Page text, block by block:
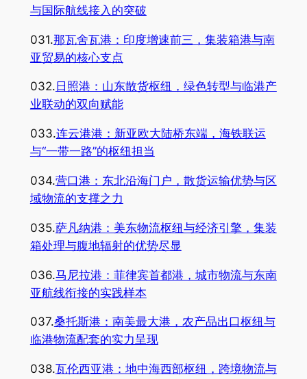
与国际航线接入的突破
031.那瓦舍瓦港：印度增速前三，集装箱港与南
亚贸易的核心支点
032. 日照港：山东散货枢纽，绿色转型与临港产
业联动的双向赋能
033.连云港港：新亚欧大陆桥东端，海铁联运
与“一带一路”的枢纽担当
034.营口港：东北沿海门户，散货运输优势与区
域物流的支撑之力
035.萨凡纳港：美东物流枢纽与经济引擎，集装
箱处理与腹地辐射的优势尽显
036.马尼拉港：菲律宾首都港，城市物流与东南
亚航线衔接的实践样本
037.桑托斯港：南美最大港，农产品出口枢纽与
临港物流配套的实力呈现
038.瓦伦西亚港：地中海西部枢纽，跨境物流与